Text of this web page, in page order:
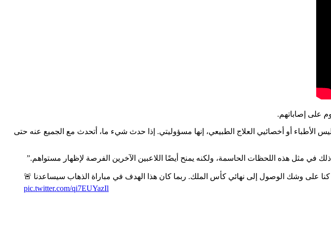
على إصاباتهم.
الأطباء أو أخصائيي العلاج الطبيعي، إنها مسؤوليتي. إذا حدث شيء ما، أتحدث مع الجميع عنه حتى
في مثل هذه اللحظات الحاسمة، ولكنه يمنح أيضًا اللاعبين الآخرين الفرصة لإظهار مستواهم.”
pic.twitter.com/qi7EUYazIl